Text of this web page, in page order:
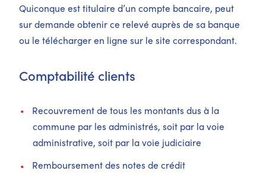
Quiconque est titulaire d’un compte bancaire, peut
sur demande obtenir ce relevé auprès de sa banque
ou le télécharger en ligne sur le site correspondant.
Comptabilité clients
Recouvrement de tous les montants dus à la
commune par les administrés, soit par la voie
administrative, soit par la voie judiciaire
Remboursement des notes de crédit